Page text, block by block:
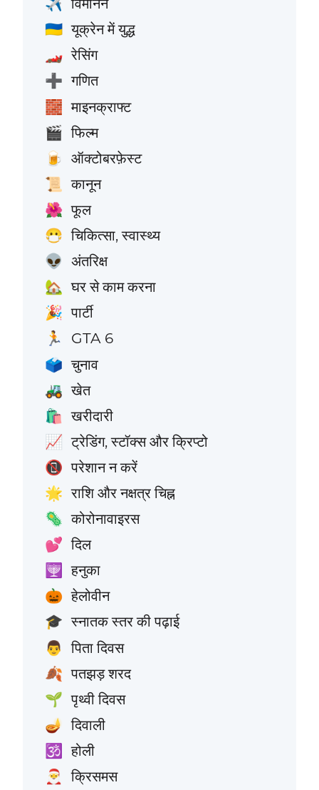
✈️
🇺🇦 यूक्रेन में युद्ध
🏎️ रेसिंग
➕ गणित
🧱 माइनक्राफ्ट
🎬 फिल्म
🍺 ऑक्टोबरफ़ेस्ट
📜 कानून
🌺 फूल
😷 चिकित्सा, स्वास्थ्य
👽 अंतरिक्ष
🏡 घर से काम करना
🎉 पार्टी
🏃 GTA 6
🗳️ चुनाव
🚜 खेत
🛍️ खरीदारी
📈 ट्रेडिंग, स्टॉक्स और क्रिप्टो
📵 परेशान न करें
🌟 राशि और नक्षत्र चिह्न
🦠 कोरोनावाइरस
💕 दिल
🕎 हनुका
🎃 हेलोवीन
🎓 स्नातक स्तर की पढ़ाई
👨 पिता दिवस
🍂 पतझड़ शरद
🌱 पृथ्वी दिवस
🪔 दिवाली
🕉️ होली
🎅 क्रिसमस